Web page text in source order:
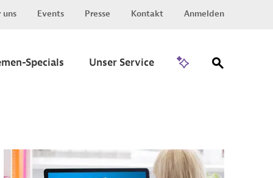
uns Events Presse Kontakt Anmelden
Specials Unser Service